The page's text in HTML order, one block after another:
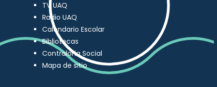
TV UAQ
Radio UAQ
Calendario Escolar
Bibliotecas
Contraloría Social
Mapa de sitio